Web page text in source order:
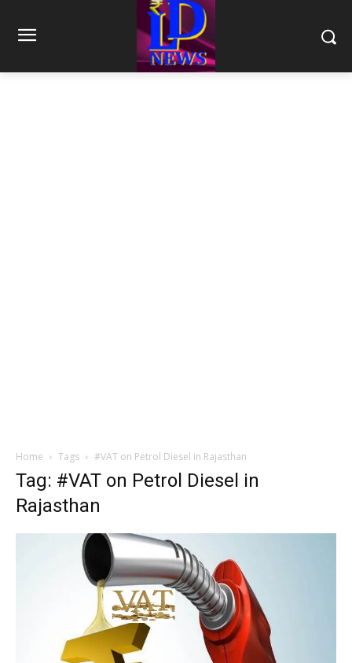
Home Tags #VAT on Petrol Diesel in Rajasthan
Tag: #VAT on Petrol Diesel in
Rajasthan